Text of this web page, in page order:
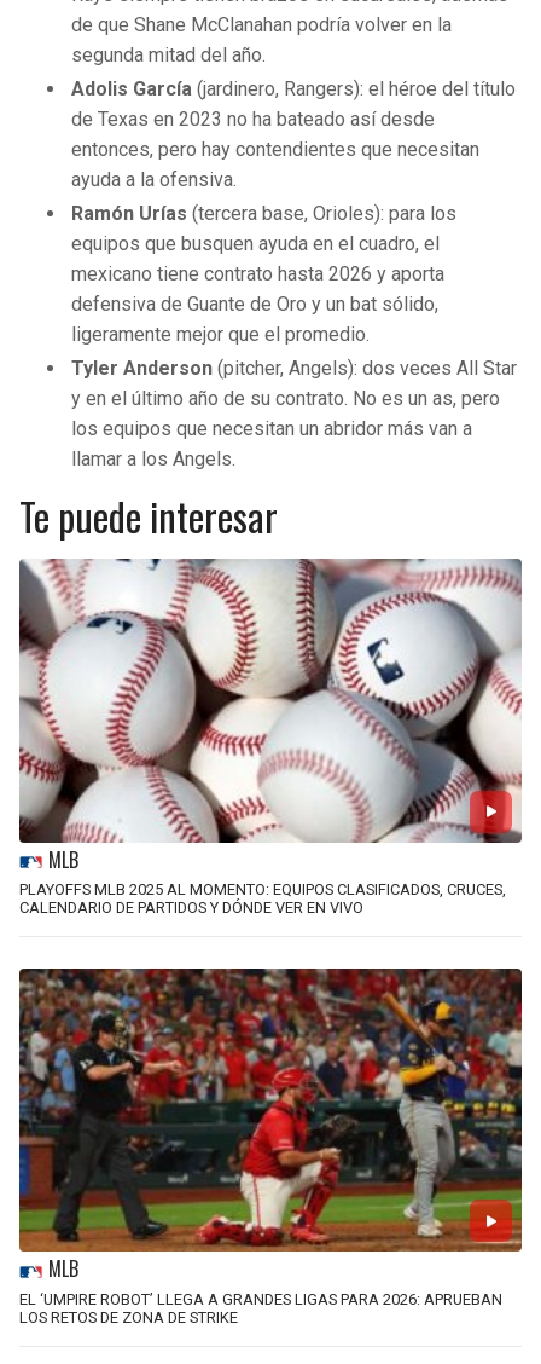
de que Shane McClanahan podría volver en la
segunda mitad del año.
Adolis García(jardinero, Rangers): el héroe del título
de Texas en 2023 no ha bateado así desde
entonces, pero hay contendientes que necesitan
ayuda a la ofensiva.
Ramón Urías (tercera base, Orioles): para los
equipos que busquen ayuda en el cuadro, el
mexicano tiene contrato hasta 2026 y aporta
defensiva de Guante de Oro y un bat sólido,
ligeramente mejor que el promedio.
Tyler Anderson(pitcher, Angels): dos veces All Star
y en el último año de su contrato. No es un as, pero
los equipos que necesitan un abridor más van a
llamar a los Angels.
Te puede interesar
MLB
PLAYOFFS MLB 2025 AL MOMENTO: EQUIPOS CLASIFICADOS, CRUCES,
CALENDARIO DE PARTIDOS Y DÓNDE VER EN VIVO
MLB
EL ‘UMPIRE ROBOT’ LLEGA A GRANDES LIGAS PARA 2026: APRUEBAN
LOS RETOS DE ZONA DE STRIKE